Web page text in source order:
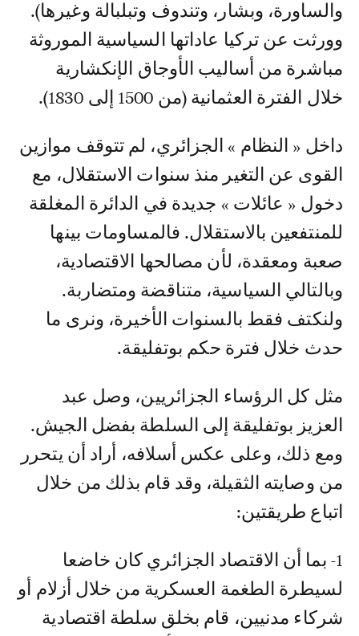
والساورة، وبشار، وتندوف وتبلبالة وغيرها).
وورثت عن تركيا عاداتها السياسية الموروثة
مباشرة من أساليب الأوجاق الإنكشارية
خلال الفترة العثمانية (من 1500 إلى 1830).
داخل « النظام » الجزائري، لم تتوقف موازين
القوى عن التغير منذ سنوات الاستقلال، مع
دخول « عائلات » جديدة في الدائرة المغلقة
للمنتفعين بالاستقلال. فالمساومات بينها
صعبة ومعقدة، لأن مصالحها الاقتصادية،
وبالتالي السياسية، متناقضة ومتضاربة.
ولنكتف فقط بالسنوات الأخيرة، ونرى ما
حدث خلال فترة حكم بوتفليقة.
مثل كل الرؤساء الجزائريين، وصل عبد
العزيز بوتفليقة إلى السلطة بفضل الجيش.
ومع ذلك، وعلى عكس أسلافه، أراد أن يتحرر
من وصايته الثقيلة، وقد قام بذلك من خلال
اتباع طريقتين:
1- بما أن الاقتصاد الجزائري كان خاضعا
لسيطرة الطغمة العسكرية من خلال أزلام أو
شركاء مدنيين، قام بخلق سلطة اقتصادية